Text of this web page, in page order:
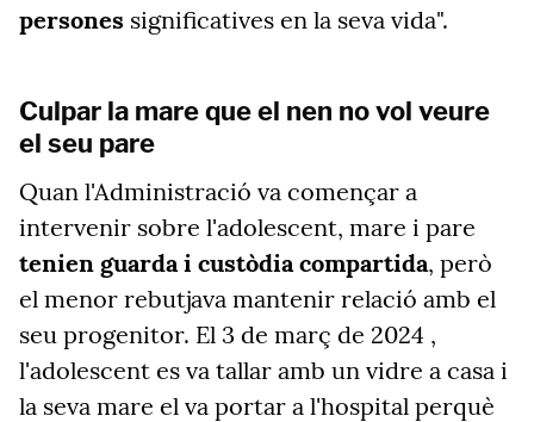
persones significatives en la seva vida".
Culpar la mare que el nen no vol veure
el seu pare
Quan l'Administració va començar a
intervenir sobre l'adolescent, mare i pare
tenien guarda i custòdia compartida, però
el menor rebutjava mantenir relació amb el
seu progenitor. El 3 de març de 2024 ,
l'adolescent es va tallar amb un vidre a casa i
la seva mare el va portar a l'hospital perquè